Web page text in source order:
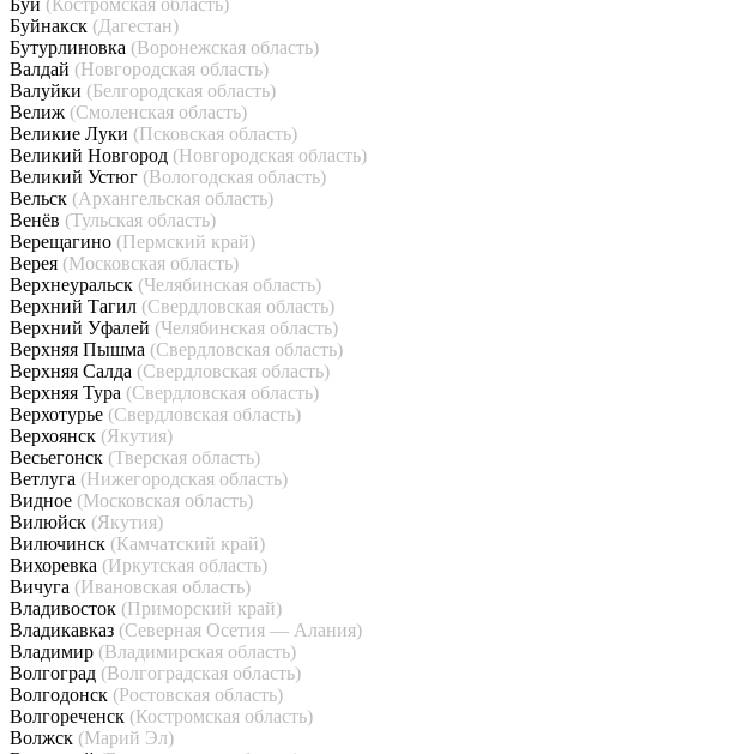
Буй (Костромская область)
Буйнакск (Дагестан)
Бутурлиновка (Воронежская область)
Валдай (Новгородская область)
Валуйки (Белгородская область)
Велиж (Смоленская область)
Великие Луки (Псковская область)
Великий Новгород (Новгородская область)
Великий Устюг (Вологодская область)
Вельск (Архангельская область)
Венёв (Тульская область)
Верещагино (Пермский край)
Верея (Московская область)
Верхнеуральск (Челябинская область)
Верхний Тагил (Свердловская область)
Верхний Уфалей (Челябинская область)
Верхняя Пышма (Свердловская область)
Верхняя Салда (Свердловская область)
Верхняя Тура (Свердловская область)
Верхотурье (Свердловская область)
Верхоянск (Якутия)
Весьегонск (Тверская область)
Ветлуга (Нижегородская область)
Видное (Московская область)
Вилюйск (Якутия)
Вилючинск (Камчатский край)
Вихоревка (Иркутская область)
Вичуга (Ивановская область)
Владивосток (Приморский край)
Владикавказ (Северная Осетия — Алания)
Владимир (Владимирская область)
Волгоград (Волгоградская область)
Волгодонск (Ростовская область)
Волгореченск (Костромская область)
Волжск (Марий Эл)